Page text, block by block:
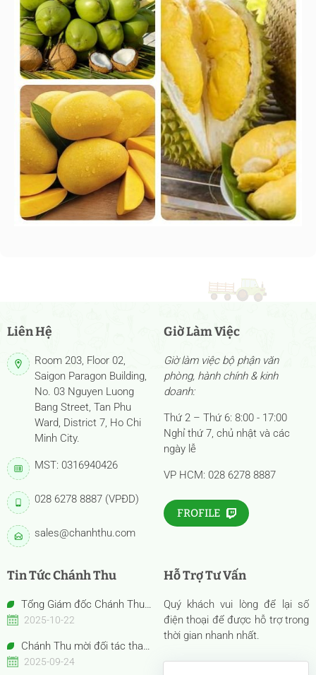
Liên Hệ
Room 203, Floor 02,
Saigon Paragon Building,
No. 03 Nguyen Luong
Bang Street, Tan Phu
Ward, District 7, Ho Chi
Minh City.
MST: 0316940426
028 6278 8887 (VPĐD)
sales@chanhthu.com
Giờ Làm Việc
Giờ làm việc bộ phận văn
phòng, hành chính & kinh
doanh:
Thứ 2 – Thứ 6: 8:00 - 17:00
Nghỉ thứ 7, chủ nhật và các
ngày lễ
VP HCM: 028 6278 8887
FROFILE
Tin Tức Chánh Thu
Tổng Giám đốc Chánh Thu
Bến Tre – Bà Nguyễn Thị Hồng
nhân Việt Nam tiêu biểu –
Bông Hồng Vàng năm 2025”
2025-10-22
Chánh Thu mời đối tác tham
quan gian hàng Anuga 2025
2025-09-24
Hỗ Trợ Tư Vấn
Quý khách vui lòng để lại số
điện thoại để được hỗ trợ trong
thời gian nhanh nhất.